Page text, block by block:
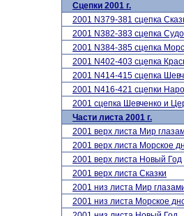
Сцепки 2001 г.
2001 N379-381 сцепка
2001 N382-383 сцепка
2001 N384-385 сцепка
2001 N402-403 сцепка
2001 N414-415 сцепка
2001 N416-421 сцепки
2001 сцепка Шевченко и
Части листа 2001 г.
2001 верх листа Мир
2001 верх листа Морское
2001 верх листа Новый Год
2001 верх листа Сказки
2001 низ листа Мир
2001 низ листа Морское